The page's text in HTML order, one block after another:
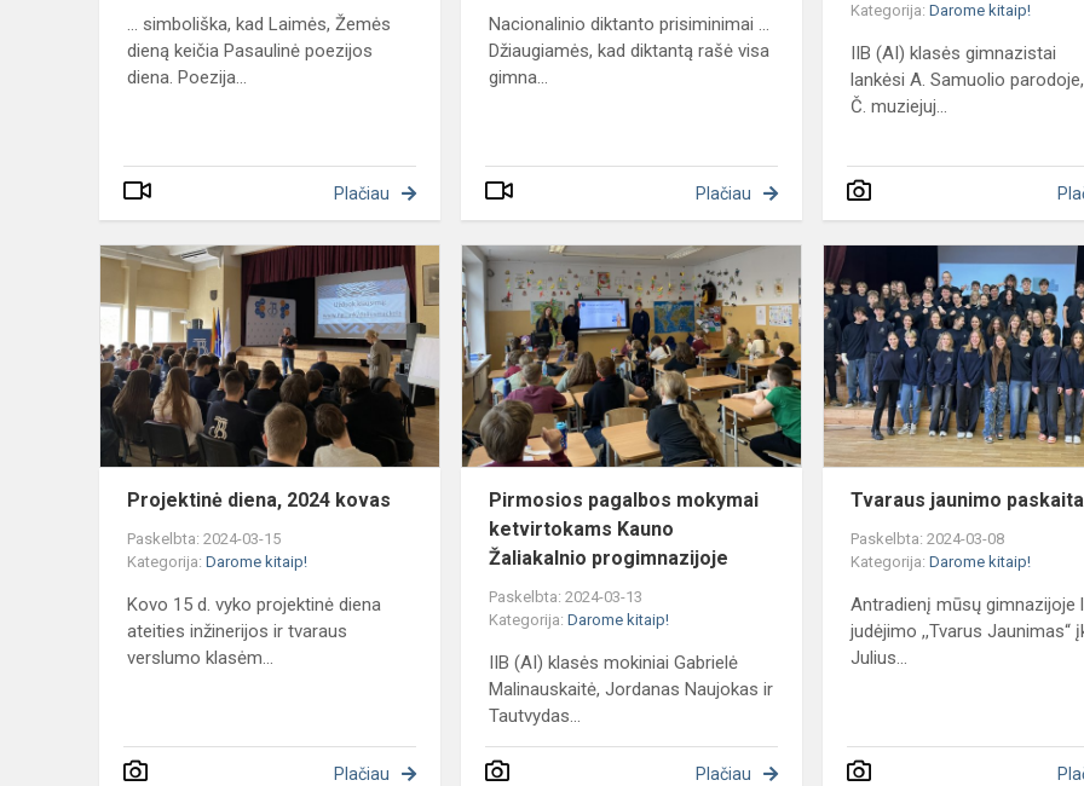
... simboliška, kad Laimės, Žemės
dieną keičia Pasaulinė poezijos
diena. Poezija...
Plačiau
Nacionalinio diktanto prisiminimai ...
Džiaugiamės, kad diktantą rašė visa
gimna...
Plačiau
Kategorija:Darome kitaip!
IIB (AI) klasės gimnazistai
lankėsi A. Samuolio
Č. muziejuj...
Projektinė
diena,
2024
kovas
Projektinė diena, 2024 kovas
Paskelbta: 2024-03-15
Kategorija: Darome kitaip!
Kovo 15 d. vyko projektinė diena
ateities inžinerijos ir tvaraus
verslumo klasėm...
Plačiau
Pirmosios
pagalbos
mokymai
ketvirtokams
Kauno
Žaliakalnio
p...
Pirmosios pagalbos mokymai
ketvirtokams Kauno
Žaliakalnio progimnazijoje
Paskelbta: 2024-03-13
Kategorija:Darome kitaip!
IIB (AI) klasės mokiniai Gabrielė
Malinauskaitė, Jordanas Naujokas ir
Tautvydas...
Plačiau
Tvaraus jaunimo paskaita
Paskelbta: 2024-03-08
Kategorija:Darome kitaip!
Antradienį mūsų gimnazijoje
judėjimo ,,Tvarus Jaunimas“
Julius...